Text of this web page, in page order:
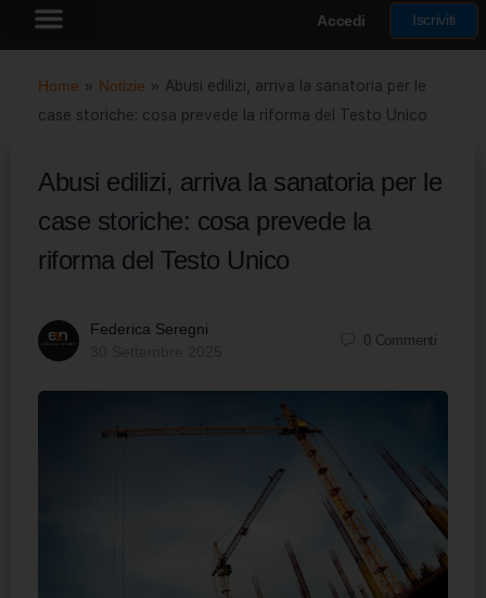
Accedi Iscriviti
Home » Notizie » Abusi edilizi, arriva la sanatoria per le
case storiche: cosa prevede la riforma del Testo Unico
Abusi edilizi, arriva la sanatoria per le
case storiche: cosa prevede la
riforma del Testo Unico
Federica Seregni
0 Commenti